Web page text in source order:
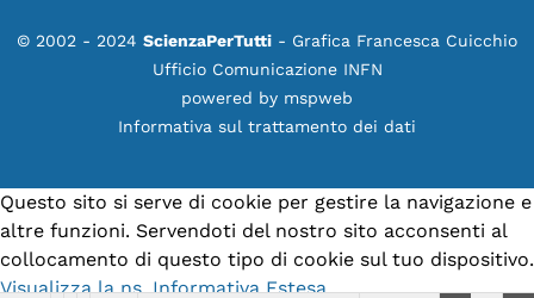
© 2002 - 2024 ScienzaPerTutti - Grafica Francesca Cuicchio
Ufficio Comunicazione INFN
powered by mspweb
Informativa sul trattamento dei dati
Questo sito si serve di cookie per gestire la navigazione e
altre funzioni. Servendoti del nostro sito acconsenti al
collocamento di questo tipo di cookie sul tuo dispositivo.
Visualizza la ns. Informativa Estesa.